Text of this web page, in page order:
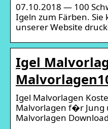
07.10.2018 — 100
Igeln zum Färben.
unserer Website
Igel
Igel Malvorlagen
Malvorlagen f�r Jung
Malvorlagen